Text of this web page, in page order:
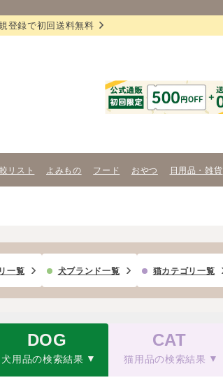
登録で初回送料無料
リスト よみもの フード おやつ 日用品・雑貨
一覧 犬ブランド一覧 猫カテゴリ一覧
DOG
犬用品の検索結果
CAT
猫用品の検索結果